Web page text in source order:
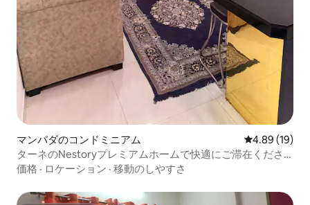
マンパダのコンドミニアム レビュー19
4.89 (19)
ターネのNestoryプレミアムホームで快適にご滞在くださ
い
価格 · ロケーション · 移動のしやすさ